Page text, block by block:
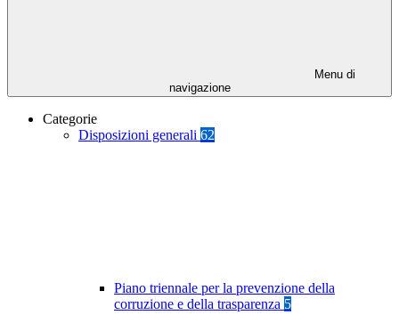
Menu di
navigazione
Categorie
Disposizioni generali 62
Piano triennale per la prevenzione della
corruzione e della trasparenza 5